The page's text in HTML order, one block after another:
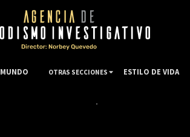
MUNDO OTRAS SECCIONES ESTILO DE VIDA